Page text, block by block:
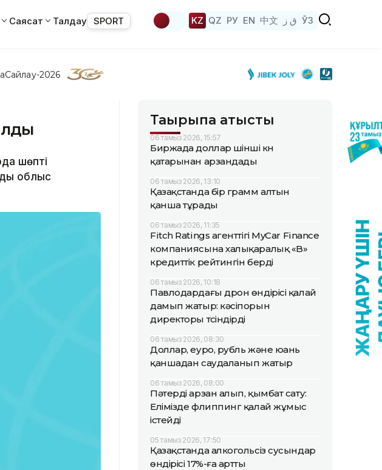
Саясат Талдау SPORT KZ QZ РУ EN 中文 ق ز ЎЗ
Сайлау-2026
шөпті
облыс
Тақырыпқа қатысты
06 тамыз 2026, 15:57
Биржада доллар үшінші күн
қатарынан арзандады
06 тамыз 2026, 13:10
Қазақстанда бір грамм алтын
қанша тұрады
06 тамыз 2026, 11:35
Fitch Ratings агенттігі MyCar Finance
компаниясына халықаралық «B»
кредиттік рейтингін берді
06 тамыз 2026, 10:18
Павлодардағы дрон өндірісі қалай
дамып жатыр: кәсіпорын
директоры түсіндірді
06 тамыз 2026, 08:30
Доллар, еуро, рубль және юань
қаншадан саудаланып жатыр
06 тамыз 2026, 08:00
Пәтерді арзан алып, қымбат сату:
Елімізде флиппинг қалай жұмыс
істейді
05 тамыз 2026, 17:50
Қазақстанда алкогольсіз сусындар
өндірісі 17%-ға артты